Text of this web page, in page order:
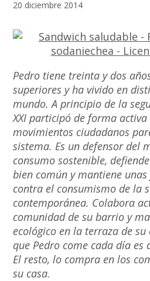
20 diciembre 2014
Pedro tiene treinta y dos
superiores y ha vivido en
mundo. A principio de la
XXI participó de forma activa
movimientos ciudadanos
sistema. Es un defensor del
consumo sostenible,
bien común y mantiene
contra el consumismo de la
contemporánea. Colabora
comunidad de su barrio y
ecológico en la terraza de
que Pedro come cada día es
El resto, lo compra en los
su casa.